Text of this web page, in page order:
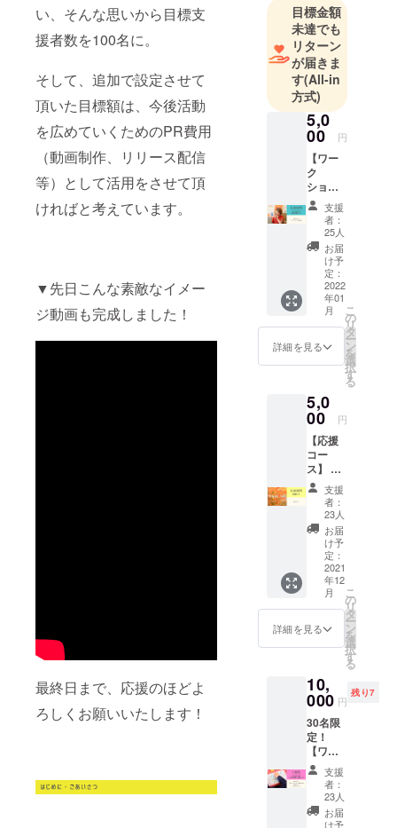
い、そんな思いから目標支
援者数を100名に。
そして、追加で設定させて
頂いた目標額は、今後活動
を広めていくためのPR費用
（動画制作、リリース配信
等）として活用をさせて頂
ければと考えています。
▼先日こんな素敵なイメー
ジ動画も完成しました！
最終日まで、応援のほどよ
ろしくお願いいたします！
を行う。
2018年に
「合同会社
anohi」とし
て法人化。
以降は企業
向けのチー
ムビルディ
ング研修を
主な事業と
して展開を
広げる。
2020年のコ
ロナ禍以降
は、オンラ
インサービ
スに形を変
えて活動を
続けてい
【法人向け
プログラム
導入実績】
これまでの
プログラム
導入企業：
約120社
プログラム
受講者：約
5,000名
【その他プ
・国際千葉
・秀林外国
語専門学校
様
・東京グ
ローバルビ
目標金額
未達でも
リターン
が届きま
す(All-in
方式)
5,0
00 円
【ワー
ク
ショッ
プ単発
受講
コー
ス】 ●
御礼
メール
●ワーク
ショッ
プ単発1
回受講
‐‐‐ ワー
ク
2021年
12月～1
月、オ
ンライ
ン
（Zoom
）開催
プログ
ラムの
日程・
内容は
別途ご
連絡い
たしま
すの
で、ご
都合の
加くだ
さい。
支援
者：
25人
お届
け予
定：
2022
年01
月
詳細を見る
こ
の
リ
タ
ー
ン
を
選
択
す
る
5,0
00 円
【応援
コー
ス】 ●
御礼
メール
プロ
ジェク
トをご
支援く
ださっ
た方
へ、感
謝の気
持ちを
お届け
支援
者：
23人
お届
け予
定：
2021
年12
月
詳細を見る
こ
の
リ
タ
ー
ン
を
選
択
す
る
10,
000 円
残り7
30名限
定！
【ワー
ク
ショッ
プ1カ月
受講し
放題
支援
者：
23人
お届
け予